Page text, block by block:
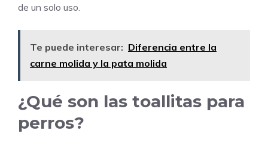
de un solo uso.
Te puede interesar: Diferencia entre la
carne molida y la pata molida
¿Qué son las toallitas para
perros?